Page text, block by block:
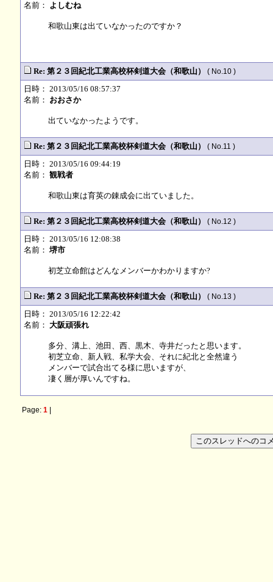
名前： よしむね
和歌山東は出ていなかったのですか？
Re: 第２３回紀北工業高校杯剣道大会（和歌山） ( No.10 )
日時： 2013/05/16 08:57:37
名前： おおさか
出ていなかったようです。
Re: 第２３回紀北工業高校杯剣道大会（和歌山） ( No.11 )
日時： 2013/05/16 09:44:19
名前： 観戦者
和歌山東は育英の錬成会に出ていました。
Re: 第２３回紀北工業高校杯剣道大会（和歌山） ( No.12 )
日時： 2013/05/16 12:08:38
名前： 堺市
初芝立命館はどんなメンバーかわかりますか?
Re: 第２３回紀北工業高校杯剣道大会（和歌山） ( No.13 )
日時： 2013/05/16 12:22:42
名前： 大阪頑張れ
多分、溝上、池田、西、黒木、寺井だったと思います。
初芝立命、新人戦、私学大会、それに紀北と全然違う
メンバーで試合出てる様に思いますが、
凄く層が厚いんですね。
Page: 1|